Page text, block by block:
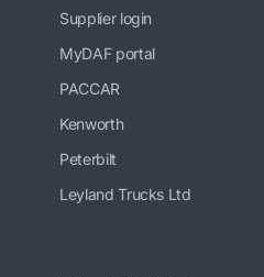
Supplier login
MyDAF portal
PACCAR
Kenworth
Peterbilt
Leyland Trucks Ltd